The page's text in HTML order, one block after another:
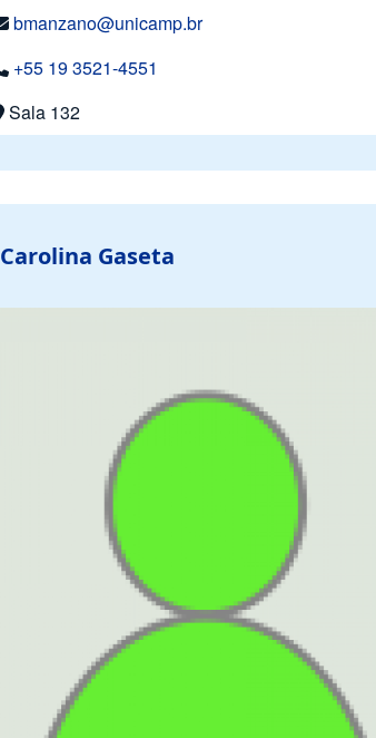
bmanzano@unicamp.br
+55 19 3521-4551
Sala 132
Carolina Gaseta